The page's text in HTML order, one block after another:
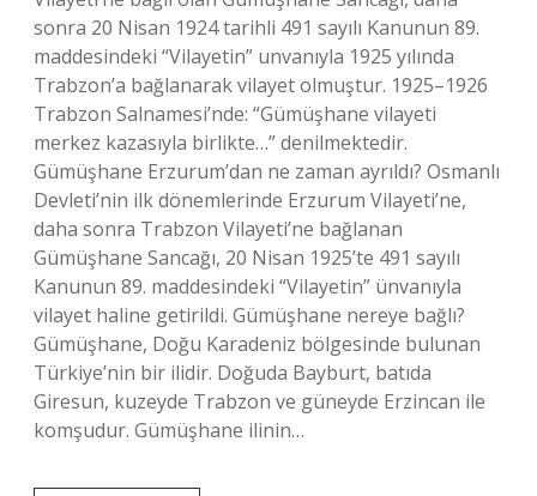
sonra 20 Nisan 1924 tarihli 491 sayılı Kanunun 89.
maddesindeki “Vilayetin” unvanıyla 1925 yılında
Trabzon’a bağlanarak vilayet olmuştur. 1925–1926
Trabzon Salnamesi’nde: “Gümüşhane vilayeti
merkez kazasıyla birlikte…” denilmektedir.
Gümüşhane Erzurum’dan ne zaman ayrıldı? Osmanlı
Devleti’nin ilk dönemlerinde Erzurum Vilayeti’ne,
daha sonra Trabzon Vilayeti’ne bağlanan
Gümüşhane Sancağı, 20 Nisan 1925’te 491 sayılı
Kanunun 89. maddesindeki “Vilayetin” ünvanıyla
vilayet haline getirildi. Gümüşhane nereye bağlı?
Gümüşhane, Doğu Karadeniz bölgesinde bulunan
Türkiye’nin bir ilidir. Doğuda Bayburt, batıda
Giresun, kuzeyde Trabzon ve güneyde Erzincan ile
komşudur. Gümüşhane ilinin…